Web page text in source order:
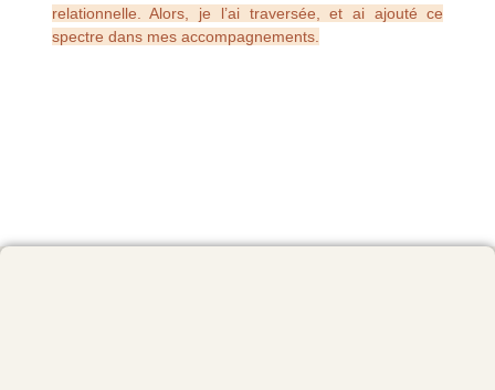
relationnelle. Alors, je l’ai traversée, et ai ajouté ce
spectre dans mes accompagnements.